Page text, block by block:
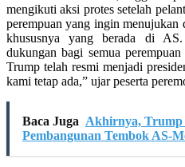
mengikuti aksi protes setelah
perempuan yang ingin menujukan
khususnya yang berada di
dukungan bagi semua
Trump telah resmi menjadi
kami tetap ada,” ujar peserta
Baca Juga Akhirnya, Trump
Pembangunan Tembok AS-